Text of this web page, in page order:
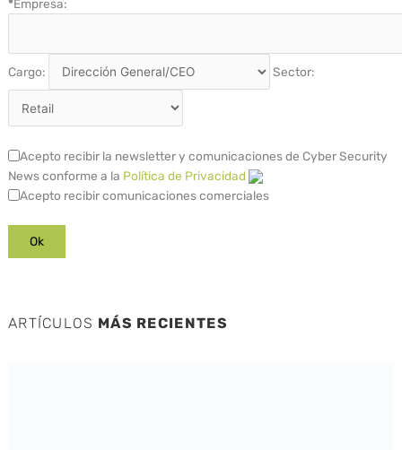
*Empresa:
Cargo: Sector:
Acepto recibir la newsletter y comunicaciones de Cyber Security
News conforme a la Política de Privacidad
Acepto recibir comunicaciones comerciales
ARTÍCULOS MÁS RECIENTES